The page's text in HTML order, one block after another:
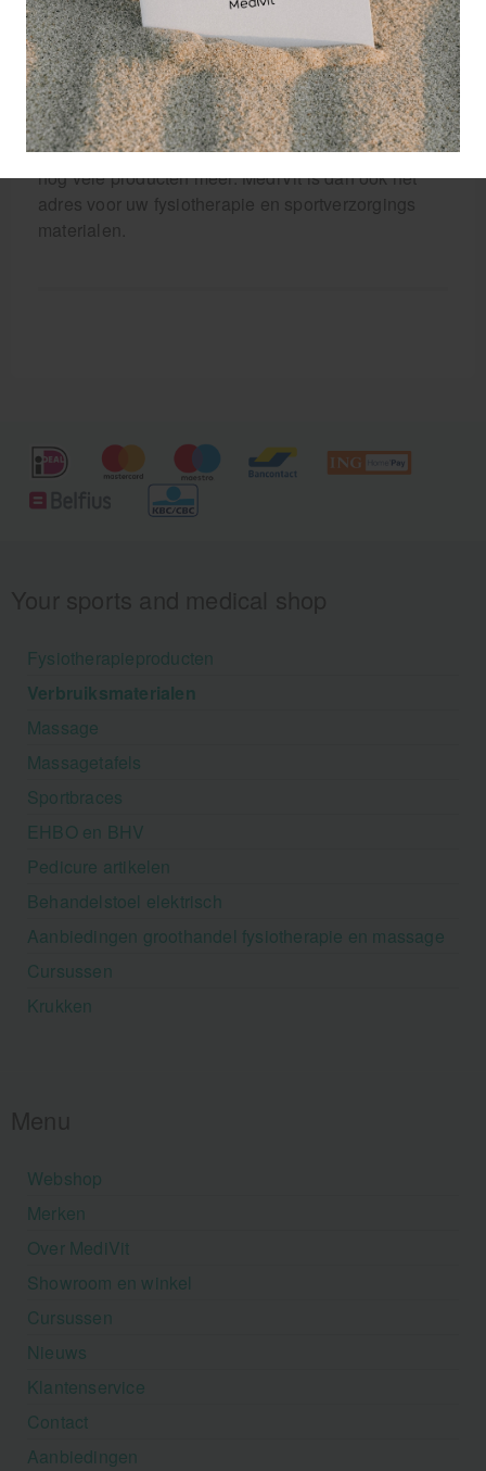
materialen en/of spons
De watertas van PROis één van de vele
sportverzorgingsproducten die bij Sport Lavit te
vinden is. In het ruime assortiment vindt u
watertassen, waterzakken, sponsen, coldpacks en
nog vele producten meer. MediVit is dan ook hét
adres voor uw fysiotherapie en sportverzorgings
materialen.
Fysiotherapieproducten
Verbruiksmaterialen
Massage
Massagetafels
Sportbraces
EHBO en BHV
Pedicure artikelen
Behandelstoel elektrisch
Aanbiedingen groothandel fysiotherapie en massage
Cursussen
Krukken
Webshop
Merken
Over MediVit
Showroom en winkel
Cursussen
Nieuws
Klantenservice
Contact
Aanbiedingen